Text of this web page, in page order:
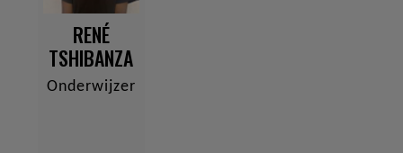
RENÉ
TSHIBANZA
Onderwijzer